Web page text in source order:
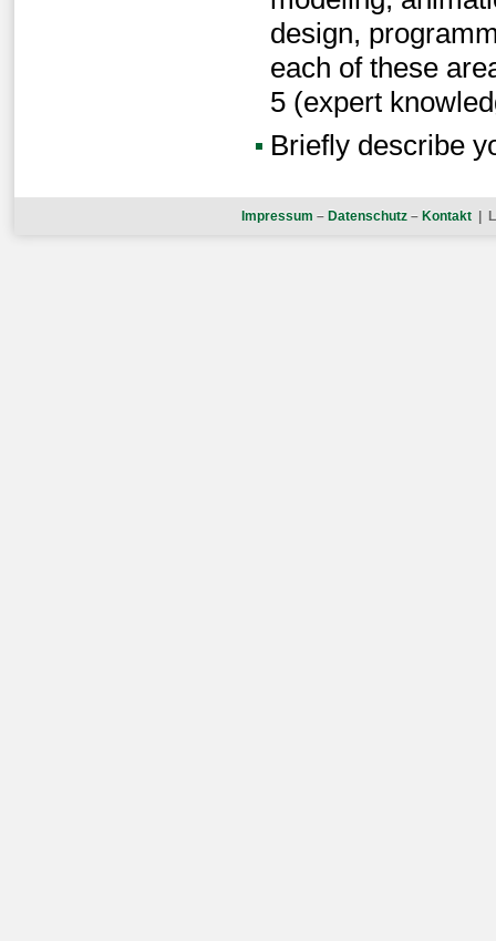
design,
each of these
5 (expert
Briefly describe
Impressum – Datenschutz– Kontakt|